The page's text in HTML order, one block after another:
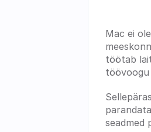
Mac ei
töötab
seadmed